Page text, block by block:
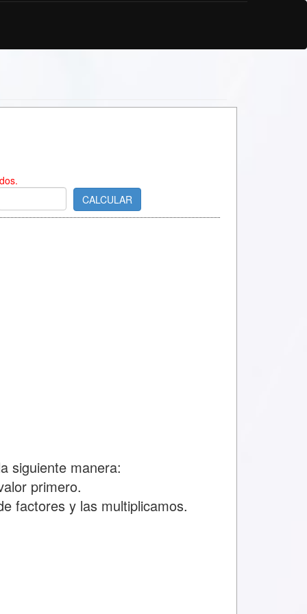
CALCULAR
siguiente manera:
primero.
factores y las multiplicamos.